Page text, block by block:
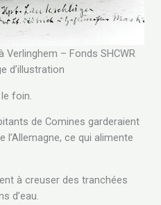
Verlinghem – Fonds SHCWR
d’illustration
foin.
de Comines garderaient
ce qui alimente
à creuser des tranchées
d’eau.